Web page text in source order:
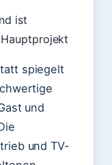
ist
spiegelt
und
und TV-